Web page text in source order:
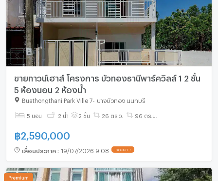
ขายทาวน์เฮาส์ โครงการ บัวทองธานีพาร์ควิลล์ 1 2 ชั้น
5 ห้องนอน 2 ห้องน้ำ
Buathongthani Park Ville 7- บางบัวทอง นนทบุรี
5 นอน 2 น้ำ 2 ชั้น 26 ตร.ว. 96 ตร.ม.
฿2,590,000
เลื่อนประกาศ : 19/07/2026 9:08 UPDATE !